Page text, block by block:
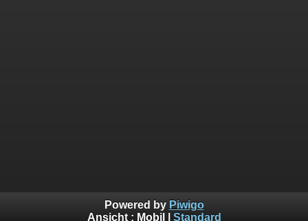
Powered by Piwigo
Ansicht : Mobil Standard